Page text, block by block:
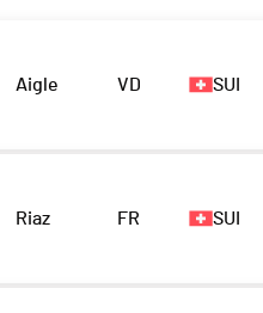
Aigle VD SUI
Riaz FR SUI